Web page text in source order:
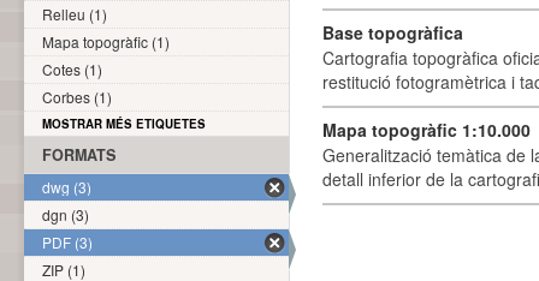
Base topogràfica
Cartografia topogràfica
restitució fotogramètrica i
Mapa topogràfic 1:10.000
Generalització temàtica de
detall inferior de la
Relleu (1)
Mapa topogràfic (1)
Cotes (1)
Corbes (1)
MOSTRAR MÉS ETIQUETES
FORMATS
dwg (3)
dgn (3)
PDF (3)
ZIP (1)